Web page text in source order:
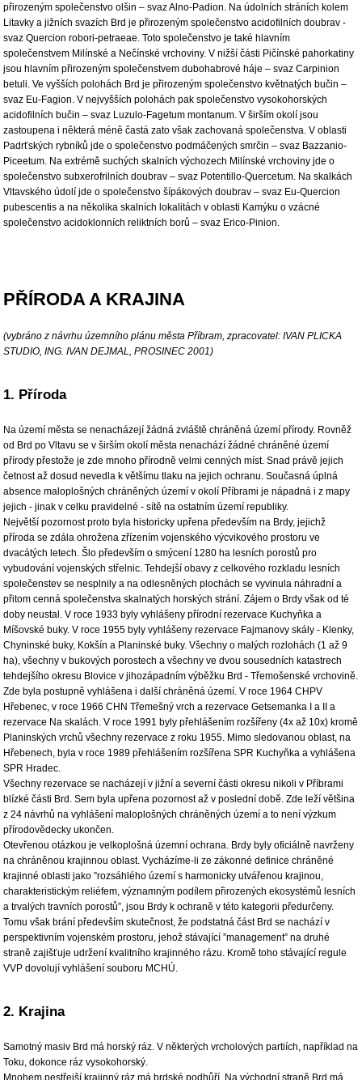
přirozeným společenstvo olšin – svaz Alno-Padion. Na údolních stráních kolem
Litavky a jižních svazích Brd je přirozeným společenstvo acidofilních doubrav -
svaz Quercion robori-petraeae. Toto společenstvo je také hlavním
společenstvem Milínské a Nečínské vrchoviny. V nižší části Pičínské pahorkatiny
jsou hlavním přirozeným společenstvem dubohabrové háje – svaz Carpinion
betuli. Ve vyšších polohách Brd je přirozeným společenstvo květnatých bučin –
svaz Eu-Fagion. V nejvyšších polohách pak společenstvo vysokohorských
acidofilních bučin – svaz Luzulo-Fagetum montanum. V širším okolí jsou
zastoupena i některá méně častá zato však zachovaná společenstva. V oblasti
Padrťských rybníků jde o společenstvo podmáčených smrčin – svaz Bazzanio-
Piceetum. Na extrémě suchých skalních výchozech Milínské vrchoviny jde o
společenstvo subxerofrilních doubrav – svaz Potentillo-Quercetum. Na skalkách
Vltavského údolí jde o společenstvo šípákových doubrav – svaz Eu-Quercion
pubescentis a na několika skalních lokalitách v oblasti Kamýku o vzácné
společenstvo acidoklonních reliktních borů – svaz Erico-Pinion.
PŘÍRODA A KRAJINA
(vybráno z návrhu územního plánu města Příbram, zpracovatel: IVAN PLICKA
STUDIO, ING. IVAN DEJMAL, PROSINEC 2001)
1. Příroda
Na území města se nenacházejí žádná zvláště chráněná území přírody. Rovněž
od Brd po Vltavu se v širším okolí města nenachází žádné chráněné území
přírody přestože je zde mnoho přírodně velmi cenných míst. Snad právě jejich
četnost až dosud nevedla k většímu tlaku na jejich ochranu. Současná úplná
absence maloplošných chráněných území v okolí Příbrami je nápadná i z mapy
jejich - jinak v celku pravidelné - sítě na ostatním území republiky.
Největší pozornost proto byla historicky upřena především na Brdy, jejichž
příroda se zdála ohrožena zřízením vojenského výcvikového prostoru ve
dvacátých letech. Šlo především o smýcení 1280 ha lesních porostů pro
vybudování vojenských střelnic. Tehdejší obavy z celkového rozkladu lesních
společenstev se nesplnily a na odlesněných plochách se vyvinula náhradní a
přitom cenná společenstva skalnatých horských strání. Zájem o Brdy však od té
doby neustal. V roce 1933 byly vyhlášeny přírodní rezervace Kuchyňka a
Míšovské buky. V roce 1955 byly vyhlášeny rezervace Fajmanovy skály - Klenky,
Chyninské buky, Kokšín a Planinské buky. Všechny o malých rozlohách (1 až 9
ha), všechny v bukových porostech a všechny ve dvou sousedních katastrech
tehdejšího okresu Blovice v jihozápadním výběžku Brd - Třemošenské vrchovině.
Zde byla postupně vyhlášena i další chráněná území. V roce 1964 CHPV
Hřebenec, v roce 1966 CHN Třemešný vrch a rezervace Getsemanka I a II a
rezervace Na skalách. V roce 1991 byly přehlášením rozšířeny (4x až 10x) kromě
Planinských vrchů všechny rezervace z roku 1955. Mimo sledovanou oblast, na
Hřebenech, byla v roce 1989 přehlášením rozšířena SPR Kuchyňka a vyhlášena
SPR Hradec.
Všechny rezervace se nacházejí v jižní a severní části okresu nikoli v Příbrami
blízké části Brd. Sem byla upřena pozornost až v poslední době. Zde leží většina
z 24 návrhů na vyhlášení maloplošných chráněných území a to není výzkum
přírodovědecky ukončen.
Otevřenou otázkou je velkoplošná územní ochrana. Brdy byly oficiálně navrženy
na chráněnou krajinnou oblast. Vycházíme-li ze zákonné definice chráněné
krajinné oblasti jako ”rozsáhlého území s harmonicky utvářenou krajinou,
charakteristickým reliéfem, významným podílem přirozených ekosystémů lesních
a trvalých travních porostů”, jsou Brdy k ochraně v této kategorii předurčeny.
Tomu však brání především skutečnost, že podstatná část Brd se nachází v
perspektivním vojenském prostoru, jehož stávající ”management” na druhé
straně zajišťuje udržení kvalitního krajinného rázu. Kromě toho stávající regule
VVP dovolují vyhlášení souboru MCHÚ.
2. Krajina
Samotný masiv Brd má horský ráz. V některých vrcholových partiích, například na
Toku, dokonce ráz vysokohorský.
Mnohem pestřejší krajinný ráz má brdské podhůří. Na východní straně Brd má